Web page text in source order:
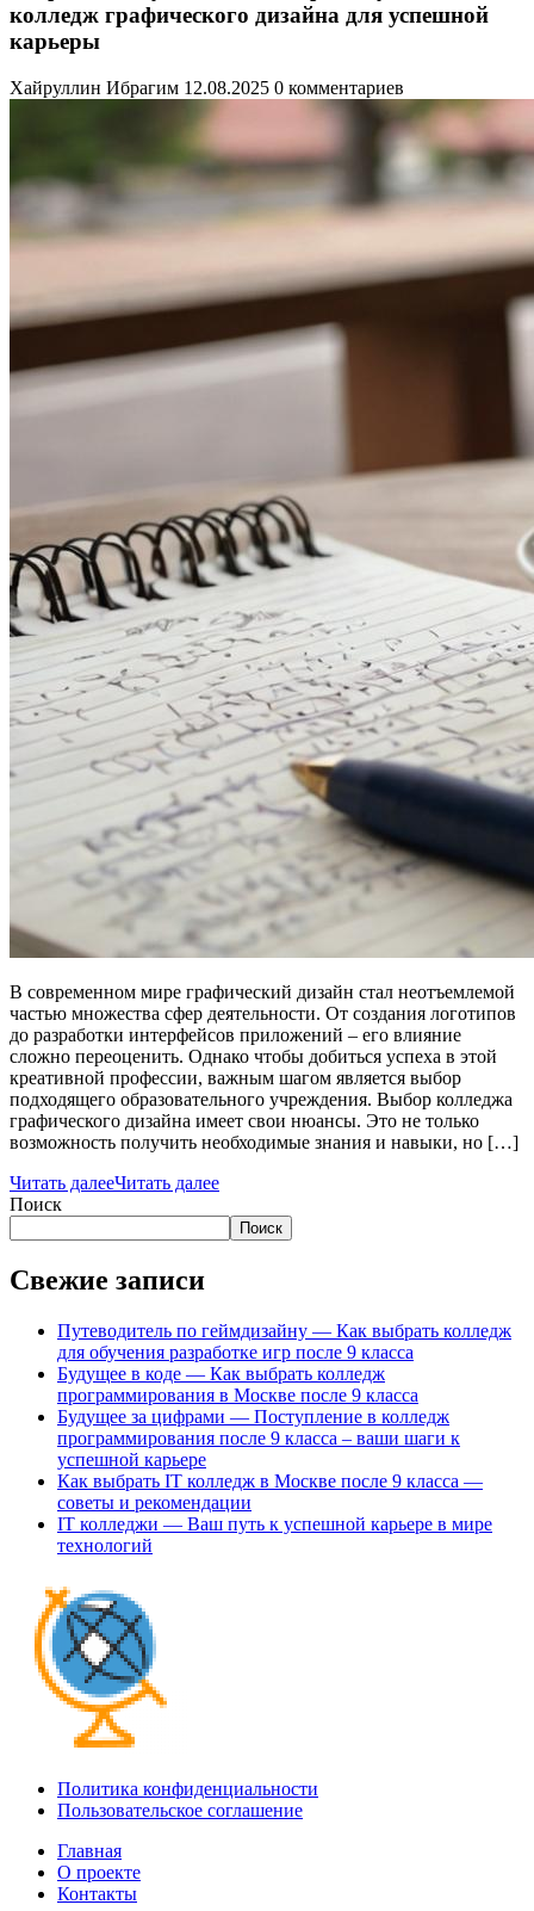
колледж графического дизайна для успешной
карьеры
Хайруллин Ибрагим 12.08.2025 0 комментариев
В современном мире графический дизайн стал неотъемлемой
частью множества сфер деятельности. От создания логотипов
до разработки интерфейсов приложений – его влияние
сложно переоценить. Однако чтобы добиться успеха в этой
креативной профессии, важным шагом является выбор
подходящего образовательного учреждения. Выбор колледжа
графического дизайна имеет свои нюансы. Это не только
возможность получить необходимые знания и навыки, но […]
Читать далееЧитать далее
Поиск
Поиск
Свежие записи
Путеводитель по геймдизайну — Как выбрать колледж
для обучения разработке игр после 9 класса
Будущее в коде — Как выбрать колледж
программирования в Москве после 9 класса
Будущее за цифрами — Поступление в колледж
программирования после 9 класса – ваши шаги к
успешной карьере
Как выбрать IT колледж в Москве после 9 класса —
советы и рекомендации
IT колледжи — Ваш путь к успешной карьере в мире
технологий
Политика конфиденциальности
Пользовательское соглашение
Главная
О проекте
Контакты